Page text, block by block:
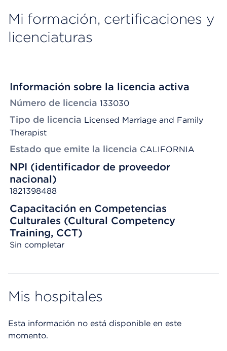
Mi formación, certificaciones y
licenciaturas
Información sobre la licencia activa
Número de licencia 133030
Tipo de licencia Licensed Marriage and Family
Therapist
Estado que emite la licencia CALIFORNIA
NPI (identificador de proveedor
nacional)
1821398488
Capacitación en Competencias
Culturales (Cultural Competency
Training, CCT)
Sin completar
Mis hospitales
Esta información no está disponible en este
momento.